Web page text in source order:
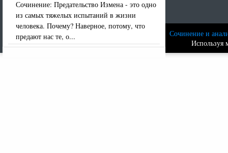
Сочинение: Предательство Измена - это одно
из самых тяжелых испытаний в жизни
человека. Почему? Наверное, потому, что
предают нас те, о...
Сочинение и
Используя